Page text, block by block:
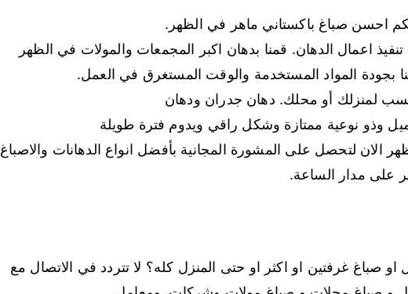
احسن صباغ باكستاني ماهر في الظهر.
اعمال الدهان. قمنا بدهان اكبر المجمعات والمولات في الظهر
بجودة المواد المستخدمة والوقت المستغرق في العمل.
لمنزلك أو محلك. دهان جدران ودهان
وذو نوعية ممتازة وشكل راقي ويدوم فترة طويلة
الان لتحصل على المشورة المجانية بأفضل انواع الدهانات والاصباغ
على مدار الساعة.
صباغ غرفتين او اكثر او حتى المنزل كله؟ لا تتردد في الاتصال مع